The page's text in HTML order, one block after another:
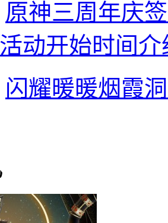
原神三周年庆
动开始时间介
闪耀暖暖烟霞